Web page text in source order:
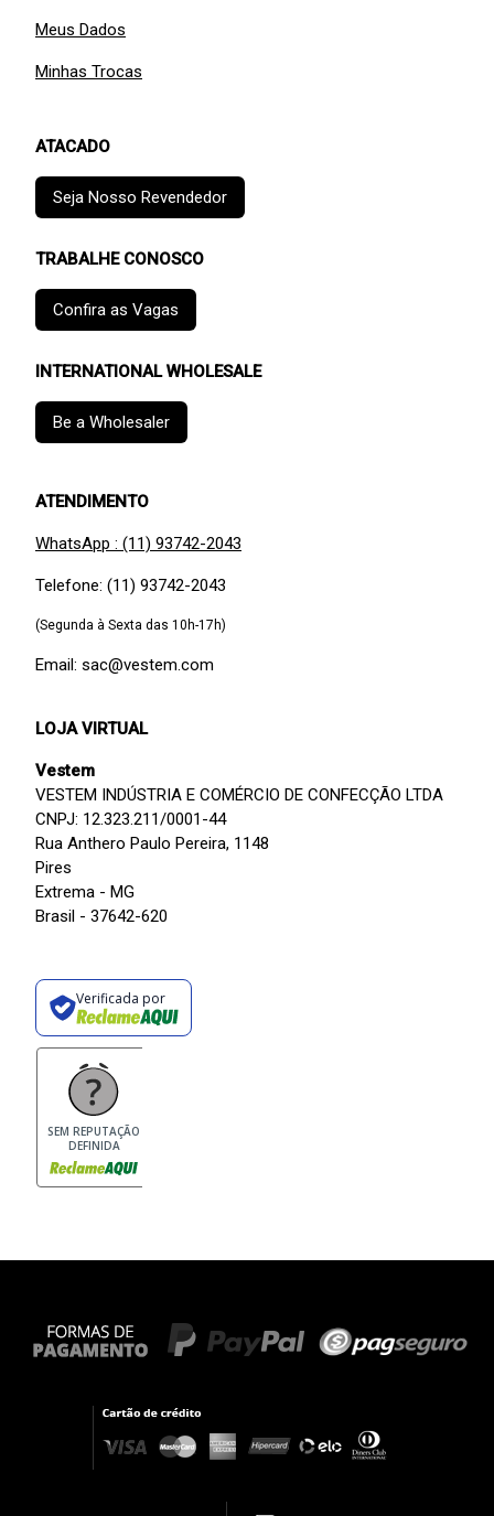
Meus Dados
Minhas Trocas
ATACADO
Seja Nosso Revendedor
TRABALHE CONOSCO
Confira as Vagas
INTERNATIONAL WHOLESALE
Be a Wholesaler
ATENDIMENTO
WhatsApp : (11) 93742-2043
Telefone: (11) 93742-2043
(Segunda à Sexta das 10h-17h)
Email: sac@vestem.com
LOJA VIRTUAL
Vestem
VESTEM INDÚSTRIA E COMÉRCIO DE CONFECÇÃO LTDA
CNPJ: 12.323.211/0001-44
Rua Anthero Paulo Pereira, 1148
Pires
Extrema - MG
Brasil - 37642-620
Verificada por
SEM REPUTAÇÃO
DEFINIDA